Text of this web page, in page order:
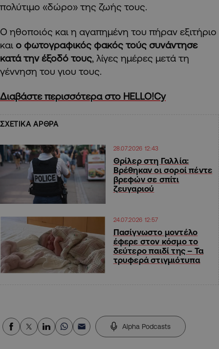
πολύτιμο «δώρο» της ζωής τους.
Ο ηθοποιός και η αγαπημένη του πήραν εξιτήριο
και ο φωτογραφικός φακός τούς συνάντησε
κατά την έξοδό τους, λίγες ημέρες μετά τη
γέννηση του γιου τους.
Διαβάστε περισσότερα στο HELLO!Cy
ΣΧΕΤΙΚΑ ΑΡΘΡΑ
28.07.2026 12:43
Θρίλερ στη Γαλλία:
Βρέθηκαν οι σοροί πέντε
βρεφών σε σπίτι
ζευγαριού
24.07.2026 12:57
Πασίγνωστο μοντέλο
έφερε στον κόσμο το
δεύτερο παιδί της – Τα
τρυφερά στιγμιότυπα
Alpha Podcasts